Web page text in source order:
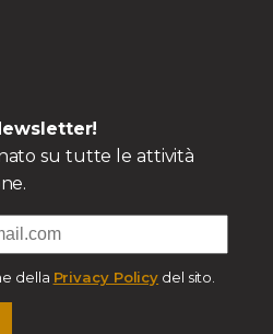
su tutte le attività
della Privacy Policy del sito.